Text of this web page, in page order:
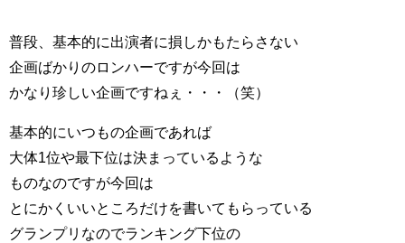
普段、基本的に出演者に損しかもたらさない
企画ばかりのロンハーですが今回は
かなり珍しい企画ですねぇ・・・（笑）
基本的にいつもの企画であれば
大体1位や最下位は決まっているような
ものなのですが今回は
とにかくいいところだけを書いてもらっている
グランプリなのでランキング下位の